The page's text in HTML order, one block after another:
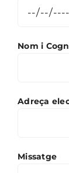
Nom i
Adreça
Missatge